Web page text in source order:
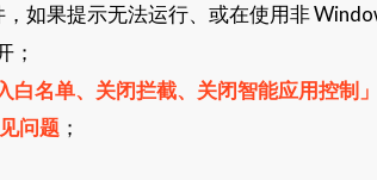
如果提示无法运行、或在使用非
；
白名单、关闭拦截、关闭智能应用控制
问题；